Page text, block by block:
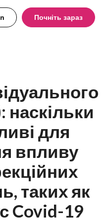
Почніть зараз
наскільки
для
впливу
таких як
Covid-19